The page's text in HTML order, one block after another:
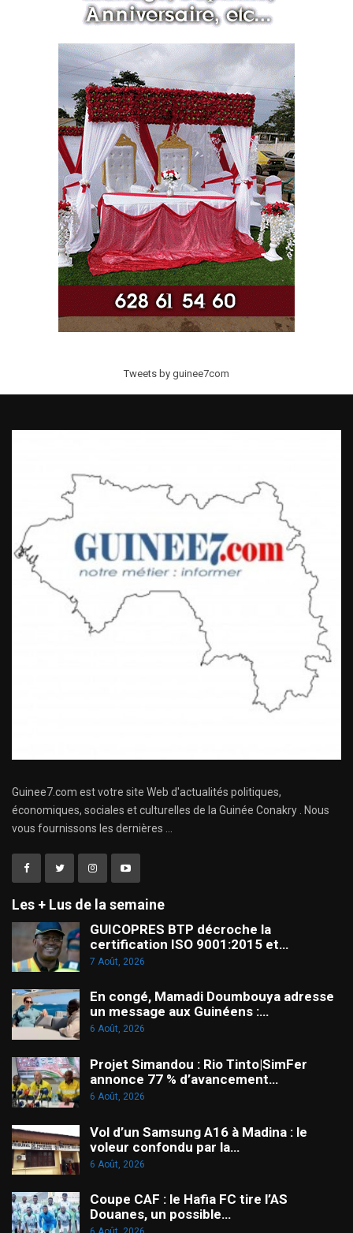
Tweets by guinee7com
Guinee7.com est votre site Web d'actualités politiques,
économiques, sociales et culturelles de la Guinée Conakry . Nous
vous fournissons les dernières ...
Les + Lus de la semaine
GUICOPRES BTP décroche la
certification ISO 9001:2015 et…
7 Août, 2026
En congé, Mamadi Doumbouya adresse
un message aux Guinéens :…
6 Août, 2026
Projet Simandou : Rio Tinto|SimFer
annonce 77 % d’avancement…
6 Août, 2026
Vol d’un Samsung A16 à Madina : le
voleur confondu par la…
6 Août, 2026
Coupe CAF : le Hafia FC tire l’AS
Douanes, un possible…